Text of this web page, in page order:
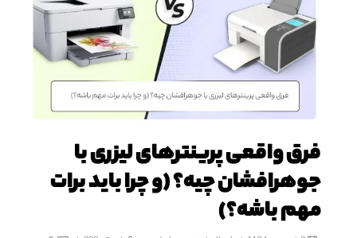
فرق واقعی پرینترهای لیزری با
جوهرافشان چیه؟ (و چرا باید برات
مهم باشه؟)